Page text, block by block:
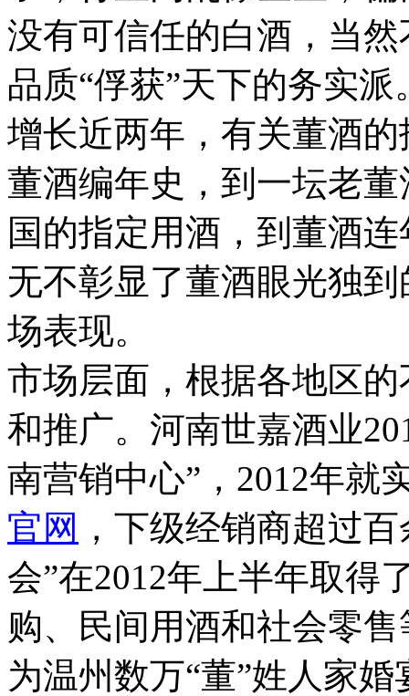
没有可信任的白酒，当
品质“俘获”天下的务实派
增长近两年，有关董酒
董酒编年史，到一坛老
国的指定用酒，到董酒
无不彰显了董酒眼光独
场表现。
市场层面，根据各地区
和推广。河南世嘉酒业
南营销中心”，2012年就
官网 ，下级经销商超过
会”在2012年上半年取得
购、民间用酒和社会零
为温州数万“董”姓人家